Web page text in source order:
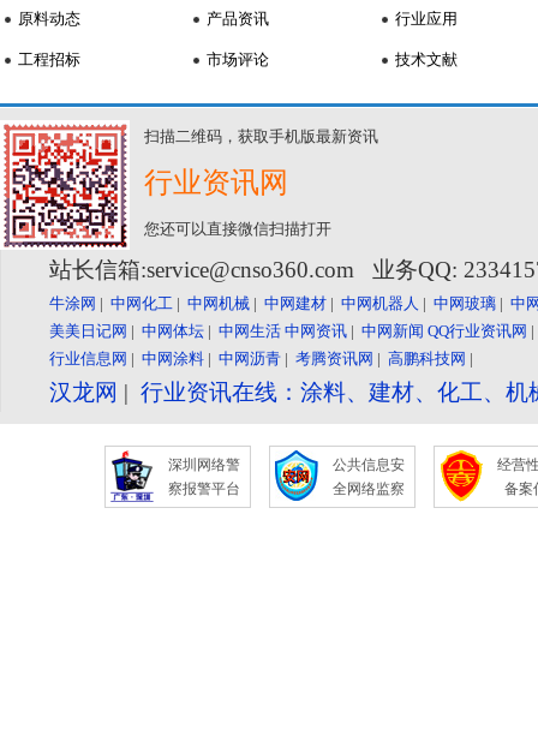
原料动态
工程招标
产品资讯
市场评论
行业应用
技术文献
扫描二维码，获取手机版最新资讯
行业资讯网
您还可以直接微信扫描打开
站长信箱:service@cnso360.com 业务QQ:
牛涂网 | 中网化工 | 中网机械 | 中网建材 | 中网机器人 | 中网玻璃 | 中
美美日记网 | 中网体坛 | 中网生活 中网资讯 | 中网新闻 QQ行业资讯网
行业信息网 | 中网涂料 | 中网沥青 | 考腾资讯网 | 高鹏科技网 |
汉龙网 | 行业资讯在线：涂料、建材、化工、
深圳网络警
察报警平台
公共信息安
全网络监察
经营
备案